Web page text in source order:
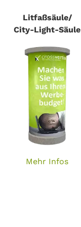
Litfaßsäule/
City-Light-Säule
Mehr Infos